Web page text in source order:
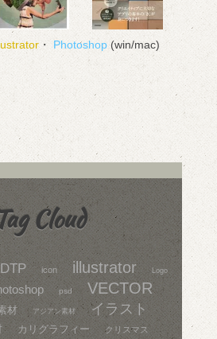
・ Photoshop(win/mac)
Cloud
DTP icon illustrator Logo
psd VECTOR
材 アジアン素材 イラスト
カリグラフィー クリスマス